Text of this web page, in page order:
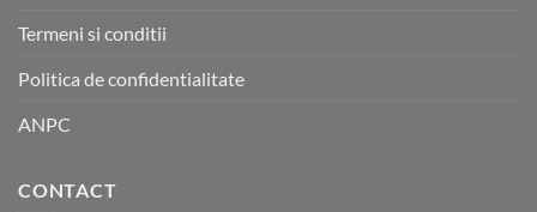
Termeni si conditii
Politica de confidentialitate
ANPC
CONTACT